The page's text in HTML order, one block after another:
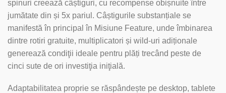
spinuri creează câștiguri, cu recompense obișnuite între
jumătate din și 5x pariul. Câștigurile substanțiale se
manifestă în principal în Misiune Feature, unde îmbinarea
dintre rotiri gratuite, multiplicatori și wild-uri adiționale
generează condiţii ideale pentru plăți trecând peste de
cinci sute de ori investiţia iniţială.
Adaptabilitatea proprie se răspândește pe desktop, tablete